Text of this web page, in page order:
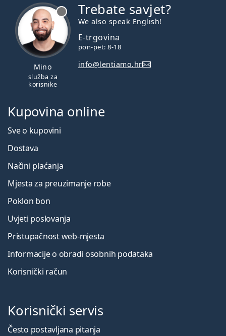
Mino
služba za
korisnike
Trebate savjet?
We also speak English!
E-trgovina
pon-pet: 8-18
info@lentiamo.hr
Kupovina online
Sve o kupovini
Dostava
Načini plaćanja
Mjesta za preuzimanje robe
Poklon bon
Uvjeti poslovanja
Pristupačnost web-mjesta
Informacije o obradi osobnih podataka
Korisnički račun
Korisnički servis
Često postavljana pitanja